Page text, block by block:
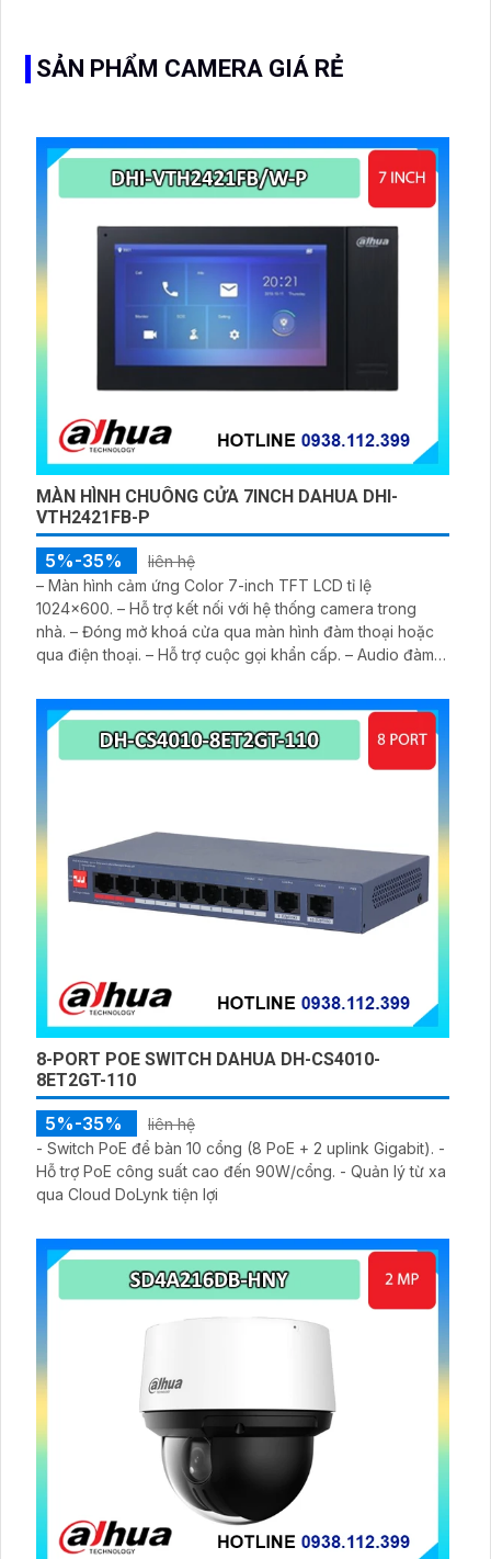
SẢN PHẨM CAMERA GIÁ RẺ
MÀN HÌNH CHUÔNG CỬA 7INCH DAHUA DHI-
VTH2421FB-P
5%-35%
liên hệ
– Màn hình cảm ứng Color 7-inch TFT LCD tỉ lệ
1024×600. – Hỗ trợ kết nối với hệ thống camera trong
nhà. – Đóng mở khoá cửa qua màn hình đàm thoại hoặc
qua điện thoại. – Hỗ trợ cuộc gọi khẩn cấp. – Audio đàm
8-PORT POE SWITCH DAHUA DH-CS4010-
8ET2GT-110
5%-35%
liên hệ
- Switch PoE để bàn 10 cổng (8 PoE + 2 uplink Gigabit). -
Hỗ trợ PoE công suất cao đến 90W/cổng. - Quản lý từ xa
qua Cloud DoLynk tiện lợi